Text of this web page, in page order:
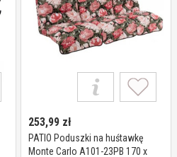
253,99 zł
PATIO Poduszki na huśtawkę
Monte Carlo A101-23PB 170 x